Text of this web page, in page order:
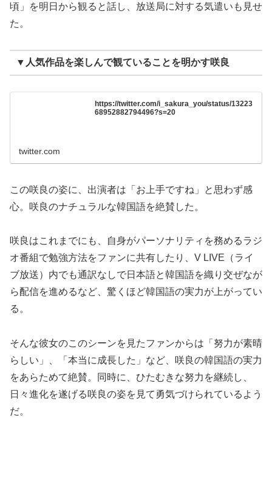
頃」を明日から観ると話し、放送局に対する気遣いも見せ
た。
▼人気作品を楽しんで観ていることを明かす咲良
https://twitter.com/i_sakura_you/status/13223
68952882794496?s=20
twitter.com
この咲良の姿に、出演者は「お上手ですね」と思わず感
心。咲良のナチュラルな韓国語を絶賛した。
咲良はこれまでにも、自身がパーソナリティを務めるラジ
オ番組で勉強方法をファンに共有したり、V LIVE（ライ
ブ放送）内でも通訳なしで日本語と韓国語を織り交ぜなが
ら配信を進めるなど、驚くほど韓国語の実力が上がってい
る。
そんな彼女のこのシーンを見たファンからは「努力が素晴
らしい」、「本当に成長した」など、咲良の韓国語の実力
をあらためて絶賛。同時に、ひたむきな努力を継続し、
日々進化を遂げる咲良の姿を見て勇気づけられているよう
だ。